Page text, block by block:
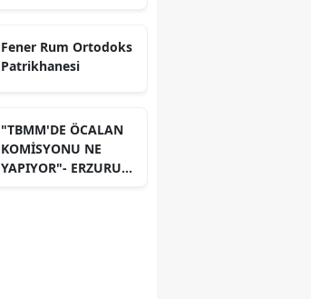
Fener Rum Ortodoks
Patrikhanesi
"TBMM'DE ÖCALAN
KOMİSYONU NE
YAPIYOR"- ERZURUM